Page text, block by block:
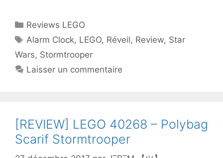
Catégories
Reviews LEGO
Étiquettes
Alarm Clock, LEGO, Réveil, Review, Star
Wars, Stormtrooper
Laisser un commentaire
[REVIEW] LEGO 40268 – Polybag
Scarif Stormtrooper